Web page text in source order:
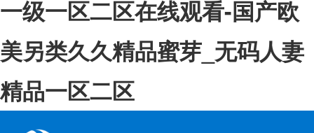
一级一区二区在线观看-国产欧
美另类久久精品蜜芽_无码人妻
精品一区二区